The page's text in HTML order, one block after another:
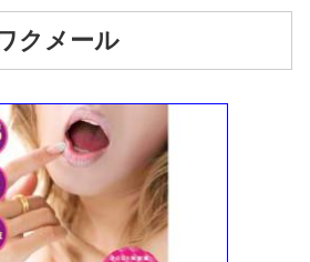
クメール